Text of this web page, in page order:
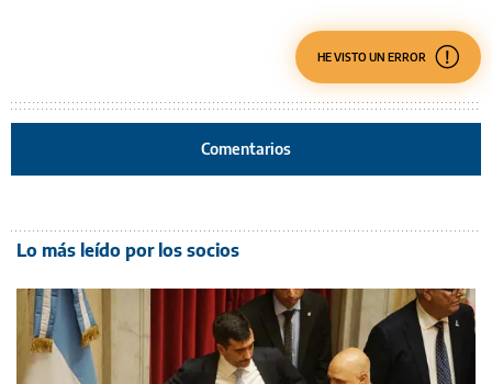
HE VISTO UN ERROR
Comentarios
Lo más leído por los socios